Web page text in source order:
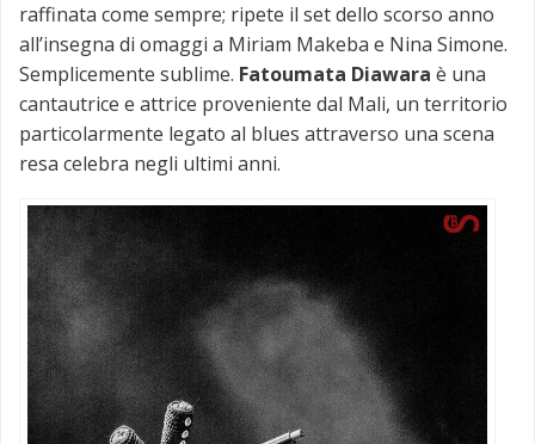
raffinata come sempre; ripete il set dello scorso anno
all’insegna di omaggi a Miriam Makeba e Nina Simone.
Semplicemente sublime. Fatoumata Diawara è una
cantautrice e attrice proveniente dal Mali, un territorio
particolarmente legato al blues attraverso una scena
resa celebra negli ultimi anni.